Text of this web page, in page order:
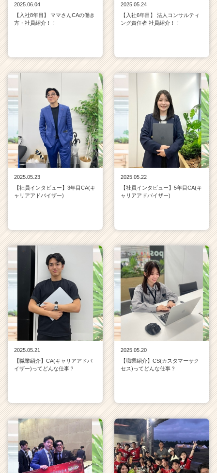
2025.06.04
【入社8年目】 ママさんCAの働き
方・社員紹介！！
2025.05.24
【入社6年目】 法人コンサルティ
ング責任者 社員紹介！！
2025.05.23
【社員インタビュー】3年目CA(キ
ャリアアドバイザー)
2025.05.22
【社員インタビュー】5年目CA(キ
ャリアアドバイザー)
2025.05.21
【職業紹介】CA(キャリアアドバ
イザー)ってどんな仕事？
2025.05.20
【職業紹介】CS(カスタマーサク
セス)ってどんな仕事？